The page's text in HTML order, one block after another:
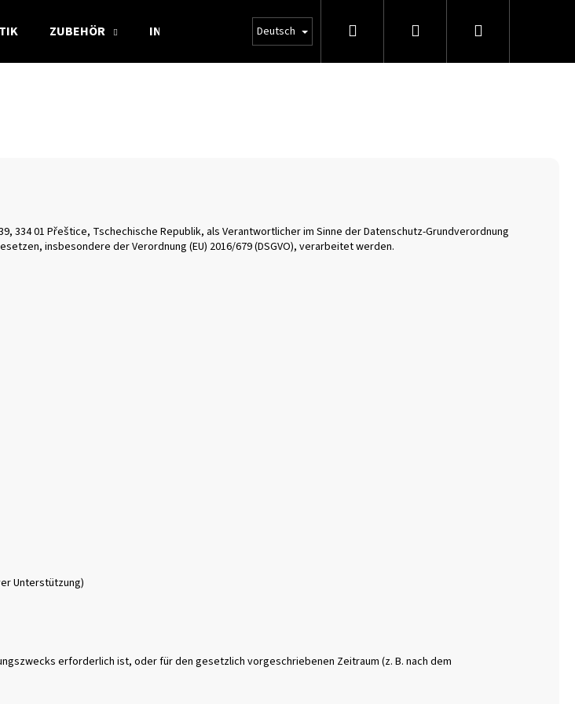
ZUBEHÖR INFO Deutsch Suchen Login Warenkorb
334 01 Přeštice, Tschechische Republik, als Verantwortlicher im Sinne der Datenschutz-Grundverordnung
insbesondere der Verordnung (EU) 2016/679 (DSGVO), verarbeitet werden.
Unterstützung)
erforderlich ist, oder für den gesetzlich vorgeschriebenen Zeitraum (z. B. nach dem